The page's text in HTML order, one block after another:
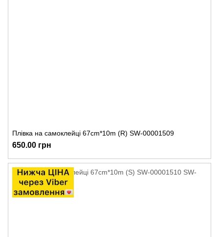
Плівка на самоклейці 67cm*10m (R) SW-00001509
650.00 грн